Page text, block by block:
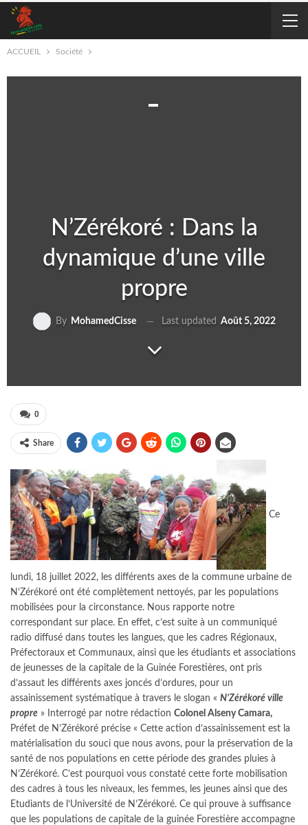
ACCUEIL Société
N’Zérékoré : Dans la
dynamique d’une ville
propre
By MohamedCisse Last updated Août 5, 2022
0
Share
Ce
lundi, 18 juillet 2022, les différents axes de la commune urbaine de
N’Zérékoré ont été complètement nettoyés, par les populations
mobilisées pour la circonstance. Nous rapporte notre
correspondant sur place. En effet, c’est suite à un communiqué
radio diffusé dans toutes les langues, que les cadres Régionaux,
Préfectoraux et Communaux, ainsi que les étudiants et associations
de jeunesses de la capitale de la Guinée Forestières, ont pris
d’assaut les différents axes joncés d’ordures, pour un
assainissement systématique à travers le slogan « N’Zérékoré ville
propre » Interrogé par notre rédaction Colonel Alseny Camara,
Préfet de N’Zérékoré précise « Cette action d’assainissement est la
matérialisation du souci que nous avons, pour la préservation de la
santé de nos populations en cette période des grandes pluies à
N’Zérékoré. C’est pourquoi vous constaté cette forte mobilisation
des cadres à tous les niveaux, les femmes, les jeunes ainsi que des
Etudiants de l’Université de N’Zérékoré. Ce qui prouve à suffisance
que les populations de capitale de la guinée Forestière accompagne